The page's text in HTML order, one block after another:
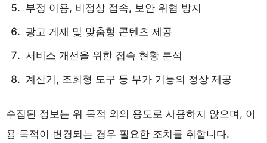
부정 이용, 비정상 접속, 보안 위협 방지
광고 게재 및 맞춤형 콘텐츠 제공
서비스 개선을 위한 접속 현황 분석
계산기, 조회형 도구 등 부가 기능의 정상 제공
수집된 정보는 위 목적 외의 용도로 사용하지 않으며, 이
용 목적이 변경되는 경우 필요한 조치를 취합니다.